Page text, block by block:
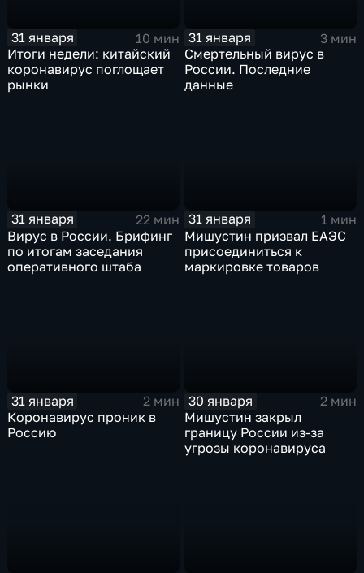
31 января
10 мин
Итоги недели: китайский
коронавирус поглощает
рынки
31 января
3 мин
Смертельный вирус в
России. Последние
данные
31 января
22 мин
Вирус в России. Брифинг
по итогам заседания
оперативного штаба
31 января
1 мин
Мишустин призвал ЕАЭС
присоединиться к
маркировке товаров
31 января
2 мин
Коронавирус проник в
Россию
30 января
2 мин
Мишустин закрыл
границу России из-за
угрозы коронавируса